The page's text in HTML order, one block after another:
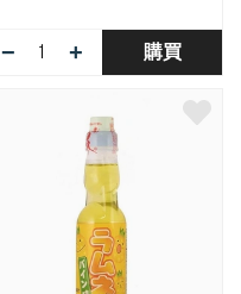
− + 購買